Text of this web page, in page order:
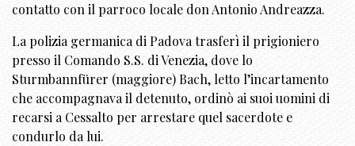
contatto con il parroco locale don Antonio Andreazza.
La polizia germanica di Padova trasferì il prigioniero
presso il Comando S.S. di Venezia, dove lo
Sturmbannfürer (maggiore) Bach, letto l’incartamento
che accompagnava il detenuto, ordinò ai suoi uomini di
recarsi a Cessalto per arrestare quel sacerdote e
condurlo da lui.